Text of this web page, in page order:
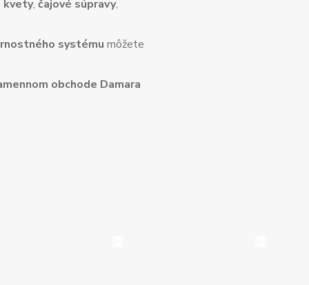
kvety, čajové súpravy,
systému môžete
obchode Damara